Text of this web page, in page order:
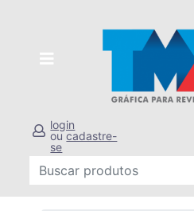
login
oucadastre-
se